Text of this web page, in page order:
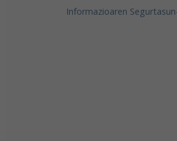
Informazioaren